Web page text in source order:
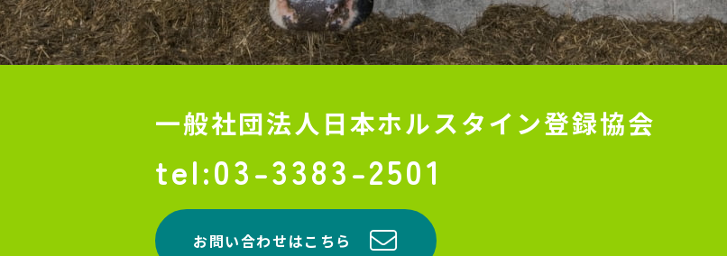
一般社団法人日本ホルスタイン登録協会
03-3383-2501
お問い合わせはこちら